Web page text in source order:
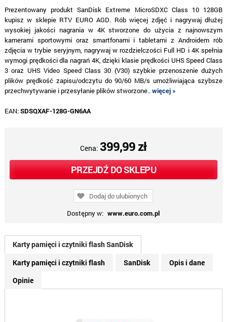
Prezentowany produkt SanDisk Extreme MicroSDXC Class 10 128GB
kupisz w sklepie RTV EURO AGD. Rób więcej zdjęć i nagrywaj dłużej
wysokiej jakości nagrania w 4K stworzone do użycia z najnowszym
kamerami sportowymi oraz smartfonami i tabletami z Androidem rób
zdjęcia w trybie seryjnym, nagrywaj w rozdzielczości Full HD i 4K spełnia
wymogi prędkości dla nagrań 4K, dzięki klasie prędkości UHS Speed Class
3 oraz UHS Video Speed Class 30 (V30) szybkie przenoszenie dużych
plików prędkość zapisu/odczytu do 90/60 MB/s umożliwiająca szybsze
przechwytywanie i przesyłanie plików stworzone..więcej »
EAN:SDSQXAF-128G-GN6AA
Cena:399,99 zł
PRZEJDŹ DO SKLEPU
Dodaj do ulubionych
Dostępny w: www.euro.com.pl
Karty pamięci i czytniki flash SanDisk
Karty pamięci i czytniki flash
SanDisk
Opis i dane
Opinie